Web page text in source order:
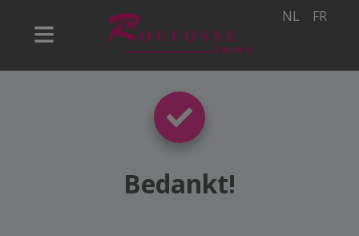
NL FR
Bedankt!